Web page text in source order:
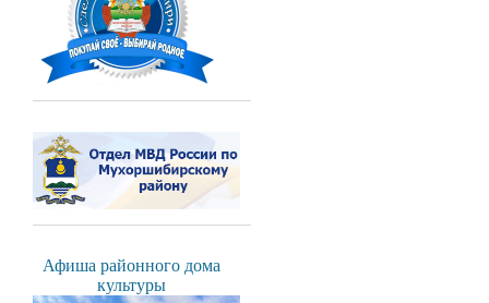
Афиша районного дома
культуры